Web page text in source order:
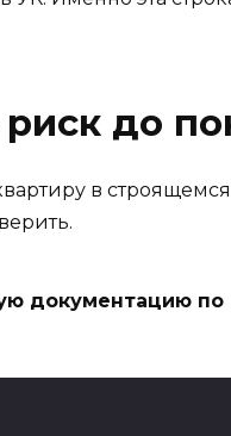
до
в
документацию по